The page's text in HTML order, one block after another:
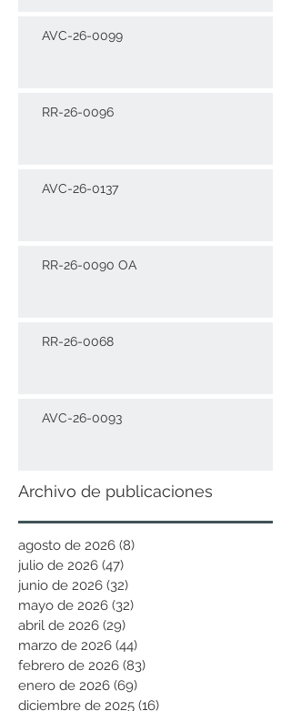
AVC-26-0099
RR-26-0096
AVC-26-0137
RR-26-0090 OA
RR-26-0068
AVC-26-0093
Archivo de publicaciones
agosto de 2026 (8)
julio de 2026 (47)
junio de 2026 (32)
mayo de 2026 (32)
abril de 2026 (29)
marzo de 2026 (44)
febrero de 2026 (83)
enero de 2026 (69)
diciembre de 2025 (16)